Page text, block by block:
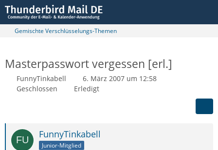
Gemischte Verschlüsselungs-Themen
Masterpasswort vergessen [erl.]
FunnyTinkabell
6. März 2007 um 12:58
Geschlossen
Erledigt
FunnyTinkabell
Junior-Mitglied